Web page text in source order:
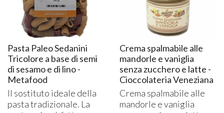
Pasta Paleo Sedanini
Tricolore a base di semi
di sesamo e di lino -
Metafood
Il sostituto ideale della
pasta tradizionale. La
Crema spalmabile alle
mandorle e vaniglia
senza zucchero e latte -
Cioccolateria Veneziana
Crema spalmabile alle
mandorle e vaniglia